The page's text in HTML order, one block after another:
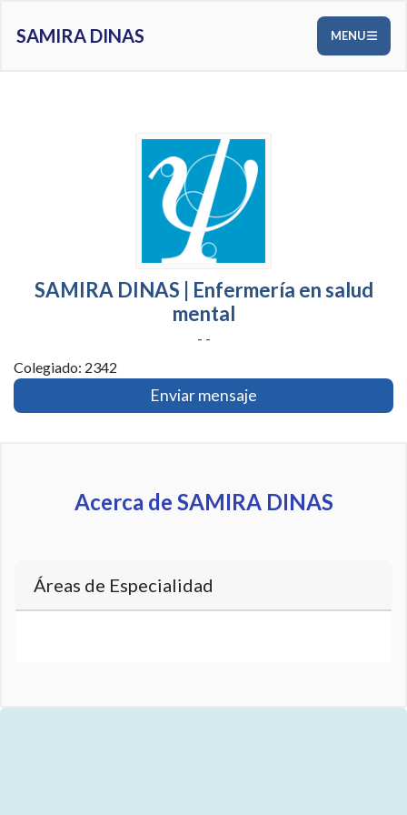
SAMIRA DINAS MENU
SAMIRA DINAS | Enfermería en salud
mental
- -
Colegiado: 2342
Enviar mensaje
Acerca de SAMIRA DINAS
Áreas de Especialidad